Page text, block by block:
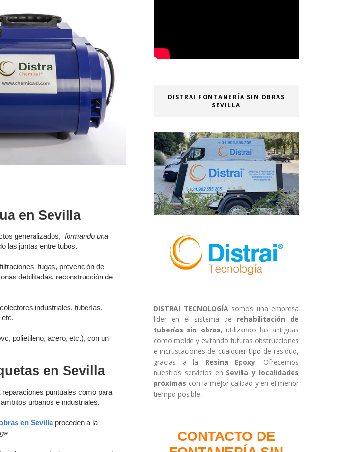
en Sevilla
generalizados, formando una
las juntas entre tubos.
fugas, prevención de
debilitadas, reconstrucción de
industriales, tuberías,
etc.
polietileno, acero, etc.), con un
en Sevilla
puntuales como para
urbanos e industriales.
en Sevillaproceden a la
DISTRAI FONTANERÍA SIN OBRAS
SEVILLA
DISTRAI TECNOLOGÍA somos una empresa
líder en el sistema de rehabilitación de
tuberías sin obras, utilizando las antiguas
como molde y evitando futuras obstrucciones
e incrustaciones de cualquier tipo de residuo,
gracias a la Resina Epoxy. Ofrecemos
nuestros servicios en Sevilla y localidades
próximas con la mejor calidad y en el menor
tiempo posible.
CONTACTO DE